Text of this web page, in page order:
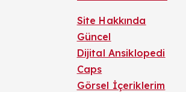
Site Hakkında
Güncel
Dijital Ansiklopedi
Caps
Görsel İçeriklerim